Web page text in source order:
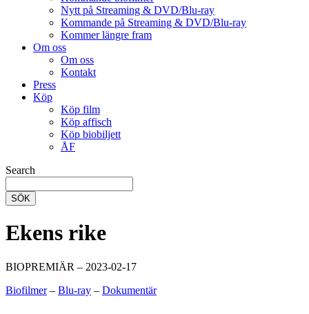
Nytt på Streaming & DVD/Blu-ray
Kommande på Streaming & DVD/Blu-ray
Kommer längre fram
Om oss
Om oss
Kontakt
Press
Köp
Köp film
Köp affisch
Köp biobiljett
ÅF
Search
SÖK
Ekens rike
BIOPREMIÄR – 2023-02-17
Biofilmer– Blu-ray – Dokumentär